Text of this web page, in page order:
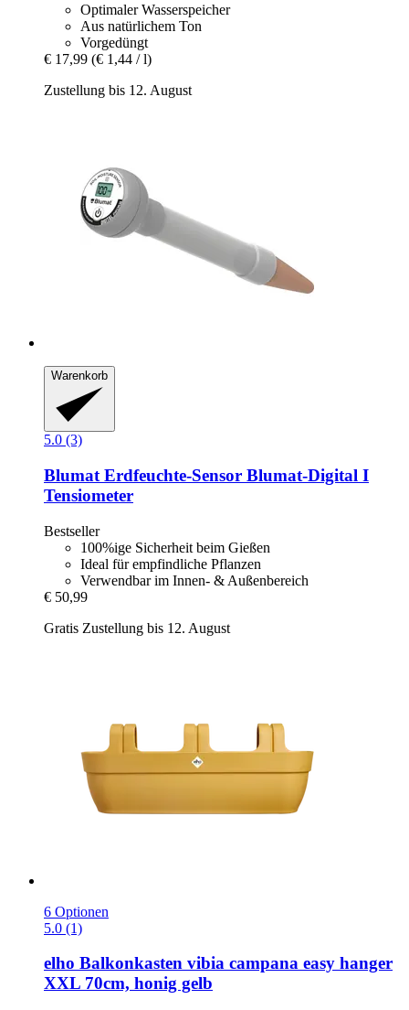
Optimaler Wasserspeicher
Aus natürlichem Ton
Vorgedüngt
€ 17,99 (€ 1,44 / l)
Zustellung bis 12. August
Warenkorb
5.0 (3)
Blumat Erdfeuchte-​Sensor Blumat-​Digital I
Tensiometer
Bestseller
100%ige Sicherheit beim Gießen
Ideal für empfindliche Pflanzen
Verwendbar im Innen- & Außenbereich
€ 50,99
Gratis Zustellung bis 12. August
6 Optionen
5.0 (1)
elho Balkonkasten vibia campana easy hanger
XXL 70cm, honig gelb